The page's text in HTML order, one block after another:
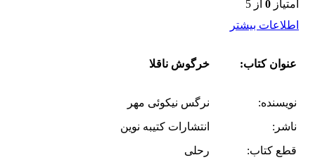
امتیاز 0 از 5
اطلاعات بیشتر
عنوان کتاب: خرگوش ناقلا
نویسنده:
نرگس نیکوئی مهر
ناشر:
انتشارات کتیبه نوین
قطع کتاب:
رحلی